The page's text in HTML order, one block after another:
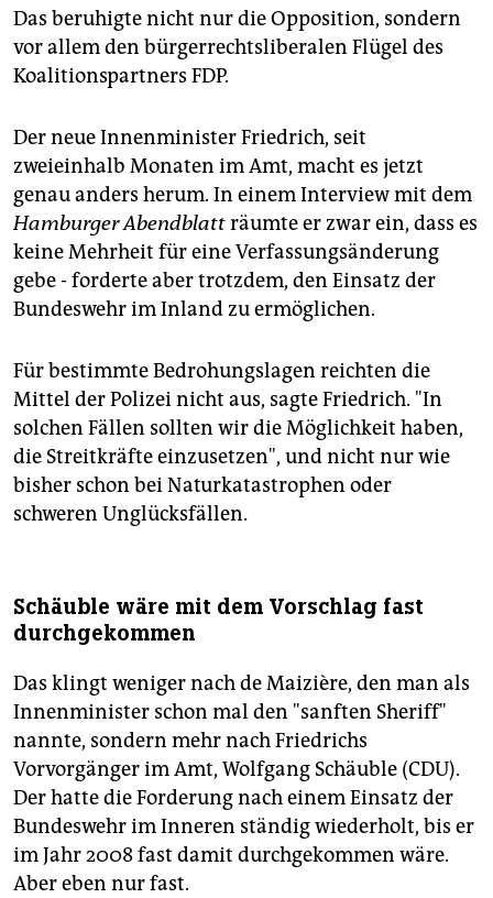
Das beruhigte nicht nur die Opposition, sondern
vor allem den bürgerrechtsliberalen Flügel des
Koalitionspartners FDP.
Der neue Innenminister Friedrich, seit
zweieinhalb Monaten im Amt, macht es jetzt
genau anders herum. In einem Interview mit dem
Hamburger Abendblatträumte er zwar ein, dass es
keine Mehrheit für eine Verfassungsänderung
gebe - forderte aber trotzdem, den Einsatz der
Bundeswehr im Inland zu ermöglichen.
Für bestimmte Bedrohungslagen reichten die
Mittel der Polizei nicht aus, sagte Friedrich. "In
solchen Fällen sollten wir die Möglichkeit haben,
die Streitkräfte einzusetzen", und nicht nur wie
bisher schon bei Naturkatastrophen oder
schweren Unglücksfällen.
Schäuble wäre mit dem Vorschlag fast
durchgekommen
Das klingt weniger nach de Maizière, den man als
Innenminister schon mal den "sanften Sheriff"
nannte, sondern mehr nach Friedrichs
Vorvorgänger im Amt, Wolfgang Schäuble (CDU).
Der hatte die Forderung nach einem Einsatz der
Bundeswehr im Inneren ständig wiederholt, bis er
im Jahr 2008 fast damit durchgekommen wäre.
Aber eben nur fast.